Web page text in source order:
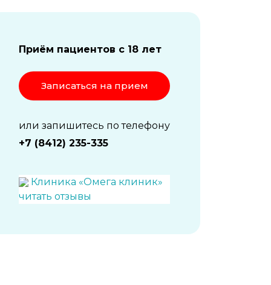
Приём пациентов с 18 лет
Записаться на прием
или запишитесь по телефону
+7 (8412) 235-335
Клиника «Омега клиник»
читать отзывы